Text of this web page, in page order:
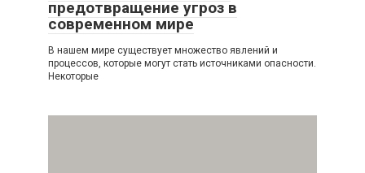
предотвращение угроз в
современном мире
В нашем мире существует множество явлений и
процессов, которые могут стать источниками опасности.
Некоторые